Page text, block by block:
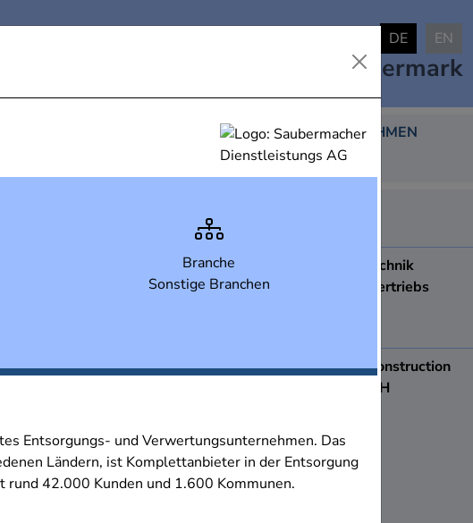
DE EN
Steiermark
DARGESTELLTE UNTERNEHMEN
438
ACCDUR Fenstertechnik
Produktions- und Vertriebs
ace Apparatebau construction
& engineering GmbH
Branche
Sonstige Branchen
Entsorgungs- und Verwertungsunternehmen. Das
Ländern, ist Komplettanbieter in der Entsorgung
42.000 Kunden und 1.600 Kommunen.